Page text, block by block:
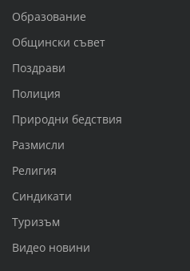
Образование
Общински съвет
Поздрави
Полиция
Природни бедствия
Размисли
Религия
Синдикати
Туризъм
Видео новини